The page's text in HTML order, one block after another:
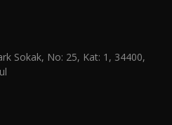
Sokak, No: 25, Kat: 1, 34400,